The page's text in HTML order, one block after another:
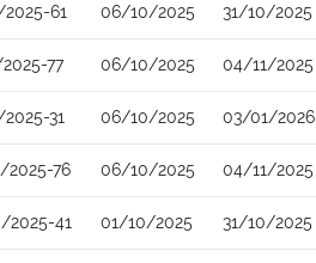
61 06/10/2025 31/10/2025
77 06/10/2025 04/11/2025
31 06/10/2025 03/01/2026
2025-76 06/10/2025 04/11/2025
2025-41 01/10/2025 31/10/2025